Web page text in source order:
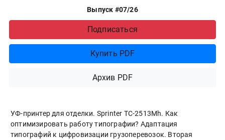
Выпуск #07/26
Подписаться
Купить PDF
Архив PDF
УФ-принтер для отделки. Sprinter ТС-2513Mh. Как
оптимизировать работу типографии? Адаптация
типографий к цифровизации грузоперевозок. Вторая